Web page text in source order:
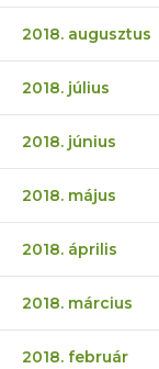
2018. augusztus
2018. július
2018. június
2018. május
2018. április
2018. március
2018. február